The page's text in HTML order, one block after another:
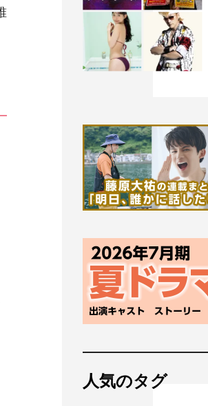
人気のタグ